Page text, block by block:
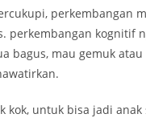
perkembangan
perkembangan kognitif
bagus, mau gemuk
kok, untuk bisa jadi anak